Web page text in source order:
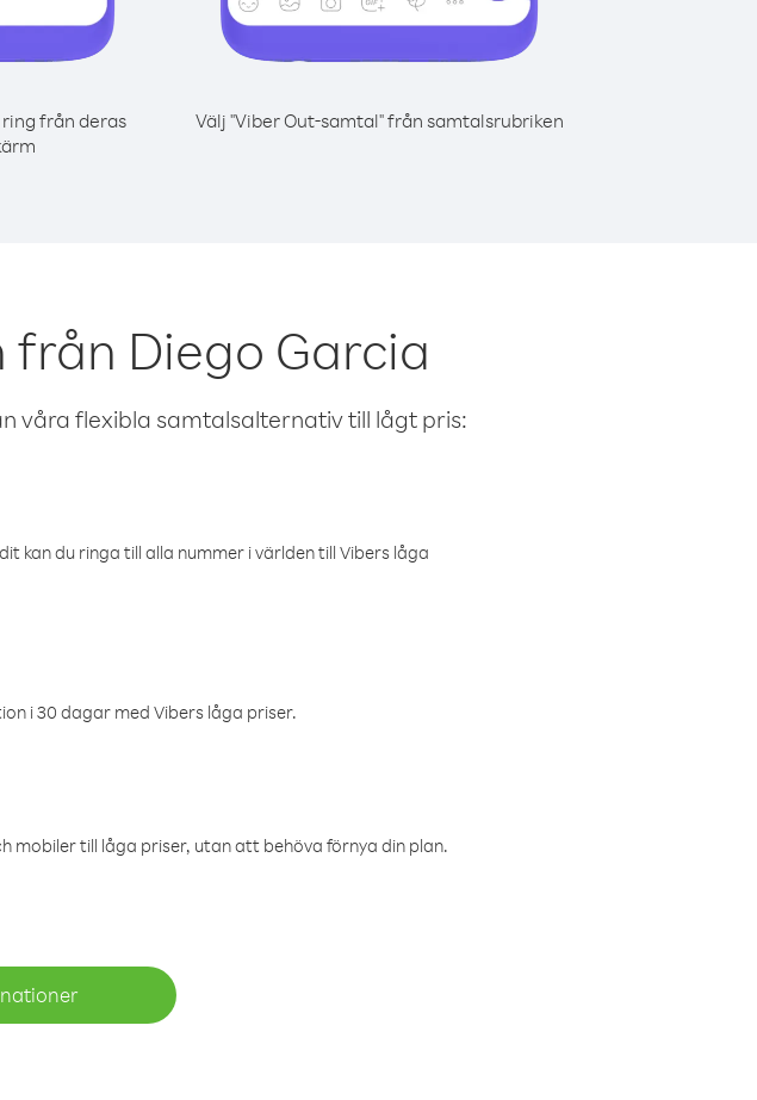
från deras
Välj "Viber Out-samtal" från samtalsrubriken
Diego Garcia
våra flexibla samtalsalternativ till lågt pris:
kan du ringa till alla nummer i världen till Vibers låga
i 30 dagar med Vibers låga priser.
till låga priser, utan att behöva förnya din plan.